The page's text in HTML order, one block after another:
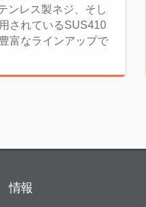
ンレス製ネジ、そし
されているSUS410
富なラインアップで
情報